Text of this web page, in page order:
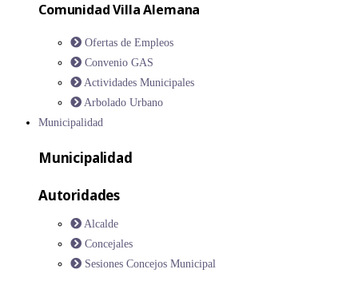
Comunidad Villa Alemana
Ofertas de Empleos
Convenio GAS
Actividades Municipales
Arbolado Urbano
Municipalidad
Municipalidad
Autoridades
Alcalde
Concejales
Sesiones Concejos Municipal